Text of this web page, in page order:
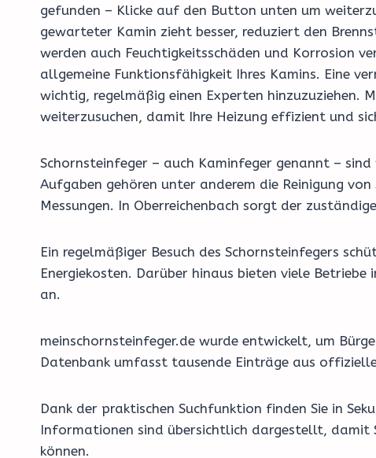
gefunden – Klicke auf den Button unten um
gewarteter Kamin zieht besser, reduziert den
werden auch Feuchtigkeitsschäden und Korrosion
allgemeine Funktionsfähigkeit Ihres Kamins. Eine
wichtig, regelmäßig einen Experten hinzuzuziehen.
weiterzusuchen, damit Ihre Heizung effizient und
Schornsteinfeger – auch Kaminfeger genannt –
Aufgaben gehören unter anderem die Reinigung
Messungen. In Oberreichenbach sorgt der
Ein regelmäßiger Besuch des Schornsteinfegers
Energiekosten. Darüber hinaus bieten viele
an.
meinschornsteinfeger.de wurde entwickelt, um
Datenbank umfasst tausende Einträge aus
Dank der praktischen Suchfunktion finden Sie in
Informationen sind übersichtlich dargestellt, damit
können.